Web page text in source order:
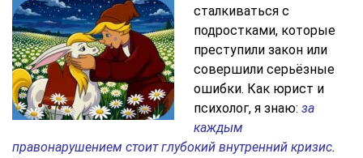
сталкиваться с
подростками, которые
преступили закон или
совершили серьёзные
ошибки. Как юрист и
психолог, я знаю: за
каждым
правонарушением стоит глубокий внутренний кризис.